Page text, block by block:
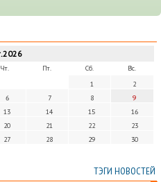
Чт. Пт. Сб.
Вс.
1
2
6 7 8
9
13 14 15
16
20 21 22
23
27 28 29
30
ТЭГИ НОВОСТЕЙ